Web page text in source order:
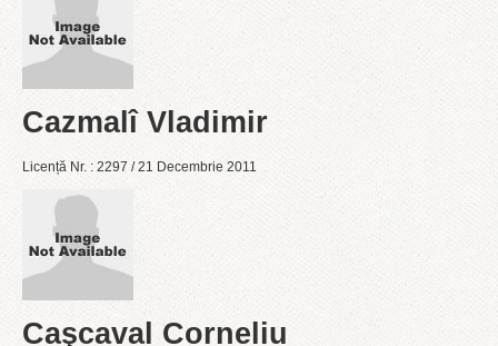
Cazmalî Vladimir
Licență Nr. : 2297 / 21 Decembrie 2011
Caşcaval Corneliu